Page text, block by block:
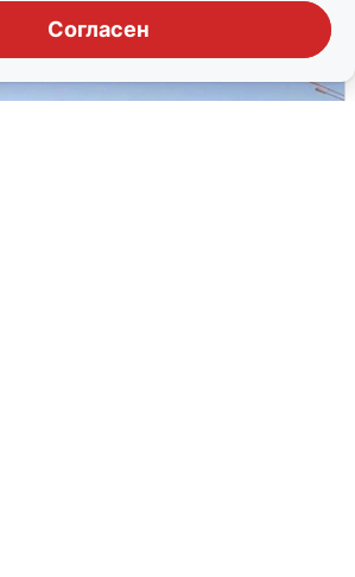
Согласен